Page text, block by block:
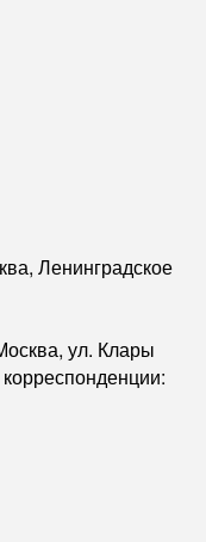
Ленинградское
ул. Клары